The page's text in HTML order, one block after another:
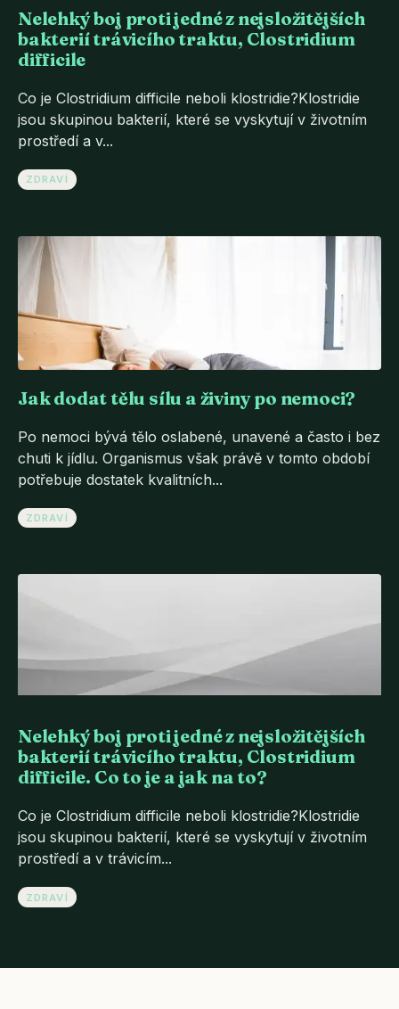
Nelehký boj proti jedné z nejsložitějších
bakterií trávicího traktu, Clostridium
difficile
Co je Clostridium difficile neboli klostridie?Klostridie
jsou skupinou bakterií, které se vyskytují v životním
prostředí a v...
ZDRAVÍ
Jak dodat tělu sílu a živiny po nemoci?
Po nemoci bývá tělo oslabené, unavené a často i bez
chuti k jídlu. Organismus však právě v tomto období
potřebuje dostatek kvalitních...
ZDRAVÍ
Nelehký boj proti jedné z nejsložitějších
bakterií trávicího traktu, Clostridium
difficile. Co to je a jak na to?
Co je Clostridium difficile neboli klostridie?Klostridie
jsou skupinou bakterií, které se vyskytují v životním
prostředí a v trávicím...
ZDRAVÍ